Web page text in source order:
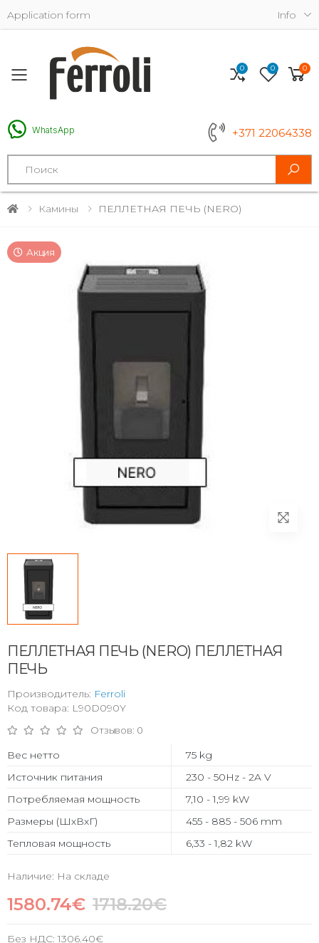
Application form Info
Toggle mobile menu
WhatsApp +371 22064338
Search
0 0 0
Камины ПЕЛЛЕТНАЯ ПЕЧЬ (NERO)
Акция
ПЕЛЛЕТНАЯ ПЕЧЬ (NERO) ПЕЛЛЕТНАЯ
ПЕЧЬ
Производитель: Ferroli
Код товара: L90D090Y
Отзывов: 0
Вес нетто
75 kg
Источник питания
230 - 50Hz - 2A V
Потребляемая мощность
7,10 - 1,99 kW
Размеры (ШхВхГ)
455 - 885 - 506 mm
Тепловая мощность
6,33 - 1,82 kW
Наличие: На складе
1580.74€ 1718.20€
Без НДС:1306.40€